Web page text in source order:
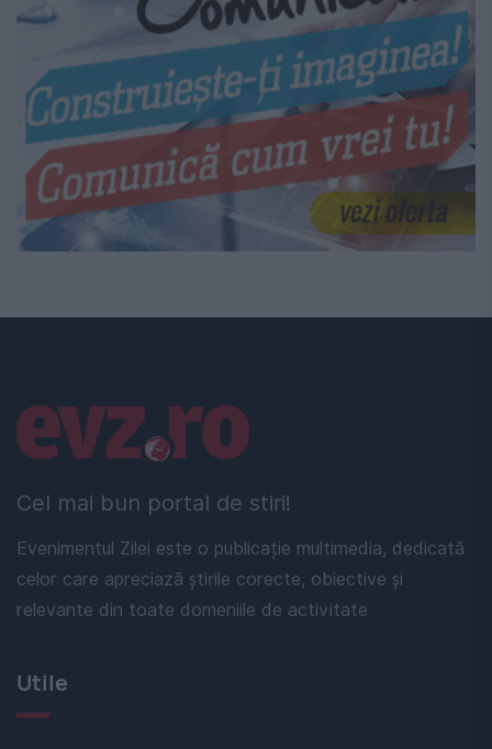
Cel mai bun portal de stiri!
Evenimentul Zilei este o publicație multimedia, dedicată
celor care apreciază știrile corecte, obiective și
relevante din toate domeniile de activitate
Linkuri utile
Utile